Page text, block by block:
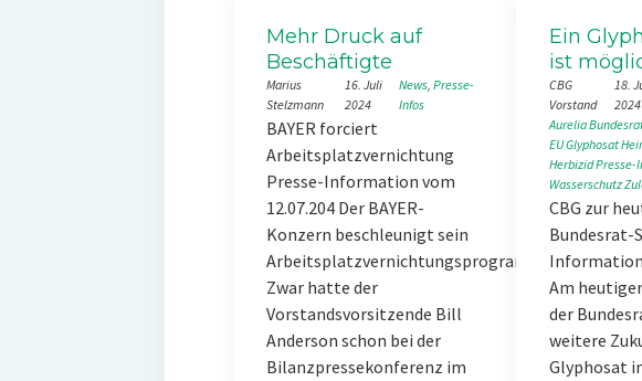
Mehr Druck auf
Beschäftigte
Marius
Stelzmann
16. Juli
2024
News, Presse-
Infos
BAYER forciert
Arbeitsplatzvernichtung
Presse-Information vom
12.07.204 Der BAYER-
Konzern beschleunigt sein
Arbeitsplatzvernichtungsprogramm.
Zwar hatte der
Vorstandsvorsitzende Bill
Anderson schon bei der
Bilanzpressekonferenz im
Ein
ist
CBG
Vorstand
18.
2024
Aurelia
EUGlyphosat
HerbizidPresse-
Wasserschutz
CBG zur
Bundesrat-
Information
Am
der
weitere
Glyphosat